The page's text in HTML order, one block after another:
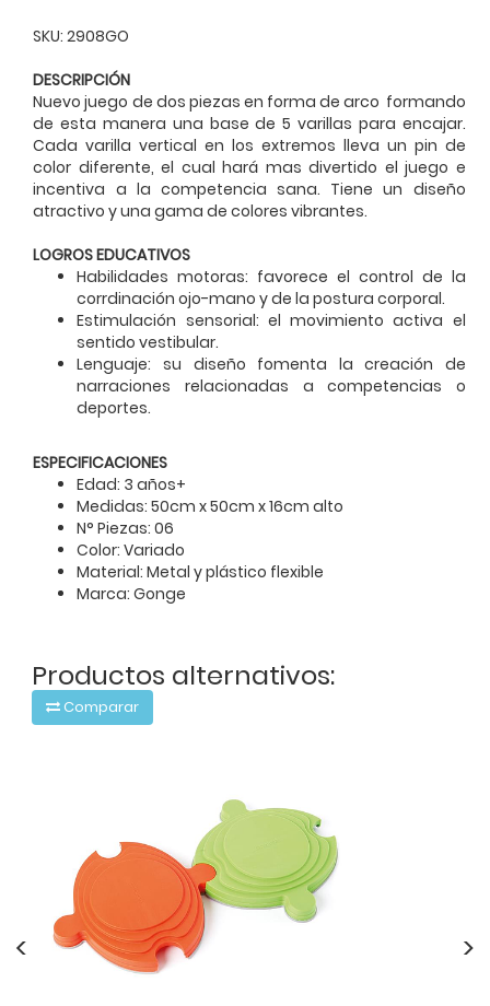
SKU: 2908GO
DESCRIPCIÓN
Nuevo juego de dos piezas en forma de arco formando
de esta manera una base de 5 varillas para encajar.
Cada varilla vertical en los extremos lleva un pin de
color diferente, el cual hará mas divertido el juego e
incentiva a la competencia sana. Tiene un diseño
atractivo y una gama de colores vibrantes.
LOGROS EDUCATIVOS
Habilidades motoras: favorece el control de la
corrdinación ojo-mano y de la postura corporal.
Estimulación sensorial: el movimiento activa el
sentido vestibular.
Lenguaje: su diseño fomenta la creación de
narraciones relacionadas a competencias o
deportes.
ESPECIFICACIONES
Edad: 3 años+
Medidas: 50cm x 50cm x 16cm alto
N° Piezas: 06
Color: Variado
Material: Metal y plástico flexible
Marca: Gonge
Productos alternativos:
Comparar
< >